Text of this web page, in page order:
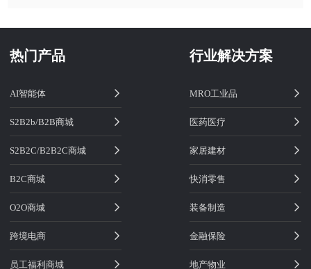
热门产品
AI智能体
S2B2b/B2B商城
S2B2C/B2B2C商城
B2C商城
O2O商城
跨境电商
员工福利商城
行业解决方案
MRO工业品
医药医疗
家居建材
快消零售
装备制造
金融保险
地产物业